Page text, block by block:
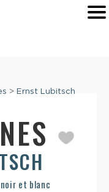
> Ernst Lubitsch
et blanc